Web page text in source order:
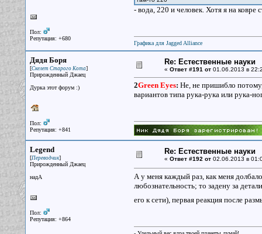
Пол:
Репутация: +680
- вода, 220 и человек. Хотя я на
Графика для Jagged Alliance
Дядя Боря
[Скелет Старого Кота]
Прирожденный Джаец
Дурка этот форум :)
Пол:
Репутация: +841
Re: Естественные науки
« Ответ #191 от01.06.2013 в
2Green Eyes: Не, не пришибло
вариантов типа рука-рука или рука-
Legend
[Переводчик]
Прирожденный Джаец
надА
Пол:
Репутация: +864
Re: Естественные науки
« Ответ #192 от02.06.2013 в
А у меня каждый раз, как меня
любознательность; то задену за
его к сети), первая реакция после